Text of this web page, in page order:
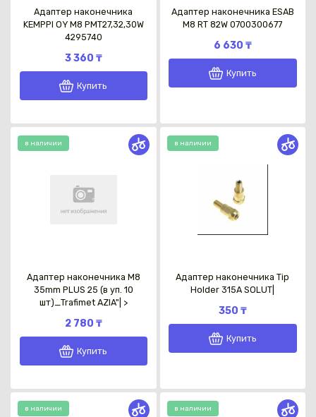
Адаптер наконечника
KEMPPI OY М8 PMT27,32,30W
4295740
3 360 ₸
Купить
Адаптер наконечника ESAB
M8 RT 82W 0700300677
6 630 ₸
Купить
в наличии
Адаптер наконечника M8
35mm PLUS 25 (в уп. 10
шт)_Trafimet AZIA"| >
2 780 ₸
Купить
в наличии
Адаптер наконечника Tip
Holder 315A SOLUT|
350 ₸
Купить
в наличии в наличии